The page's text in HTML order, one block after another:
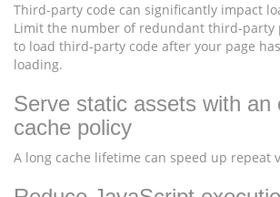
Third-party code can significantly impact
Limit the number of redundant third-party
to load third-party code after your page
loading.
Serve static assets with an
cache policy
A long cache lifetime can speed up repeat